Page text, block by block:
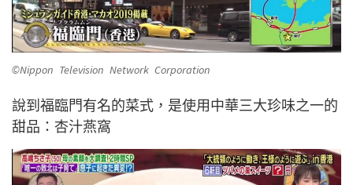
©Nippon Television Network Corporation
說到福臨門有名的菜式，是使用中華三大珍味之一的
甜品：杏汁燕窩